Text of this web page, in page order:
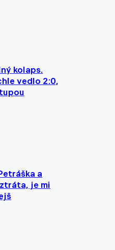
kolaps.
vedlo 2:0,
a
je mi